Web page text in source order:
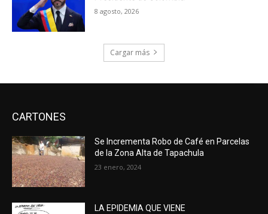
8 agosto, 2026
Cargar más
CARTONES
Se Incrementa Robo de Café en Parcelas
de la Zona Alta de Tapachula
23 enero, 2024
LA EPIDEMIA QUE VIENE